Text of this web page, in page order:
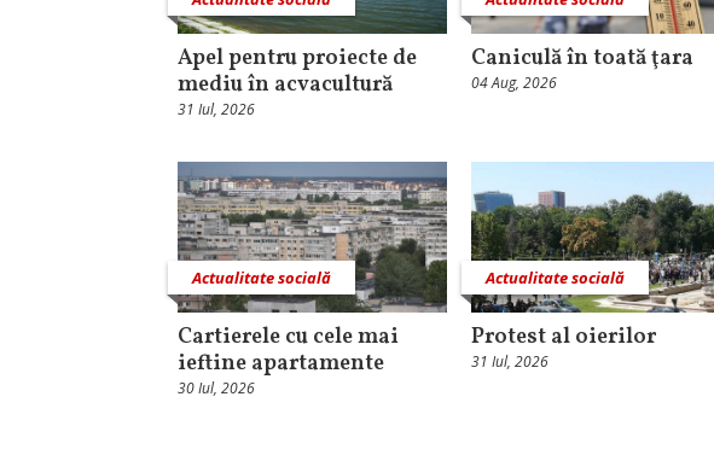
Apel pentru proiecte de
mediu în acvacultură
31 Iul, 2026
Caniculă în toată ţara
04 Aug, 2026
Actualitate socială
Cartierele cu cele mai
ieftine apartamente
30 Iul, 2026
Actualitate socială
Protest al oierilor
31 Iul, 2026